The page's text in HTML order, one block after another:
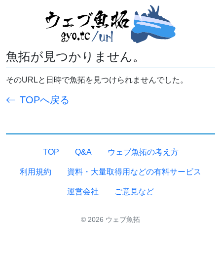
魚拓が見つかりません。
そのURLと日時で魚拓を見つけられませんでした。
TOPへ戻る
TOP Q&A ウェブ魚拓の考え方
利用規約 資料・大量取得用などの有料サービス
運営会社 ご意見など
© 2026 ウェブ魚拓